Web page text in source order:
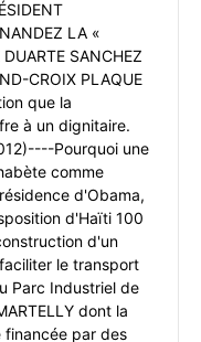
LA «
SANCHEZ
CROIX PLAQUE
que la
à un dignitaire.
Pourquoi une
comme
d'Obama,
d'Haïti 100
d'un
le transport
Parc Industriel de
dont la
par des